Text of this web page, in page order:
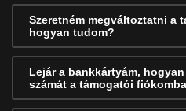
Szeretném megváltoztatni a
hogyan tudom?
Lejár a bankkártyám,
számát a támogatói